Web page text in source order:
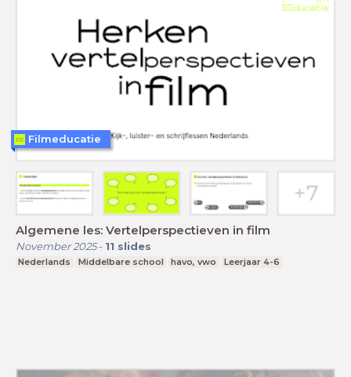
Algemene les: Vertelperspectieven in film
November 2025- 11 slides
Nederlands Middelbare school havo, vwo Leerjaar 4-6
Filmeducatie